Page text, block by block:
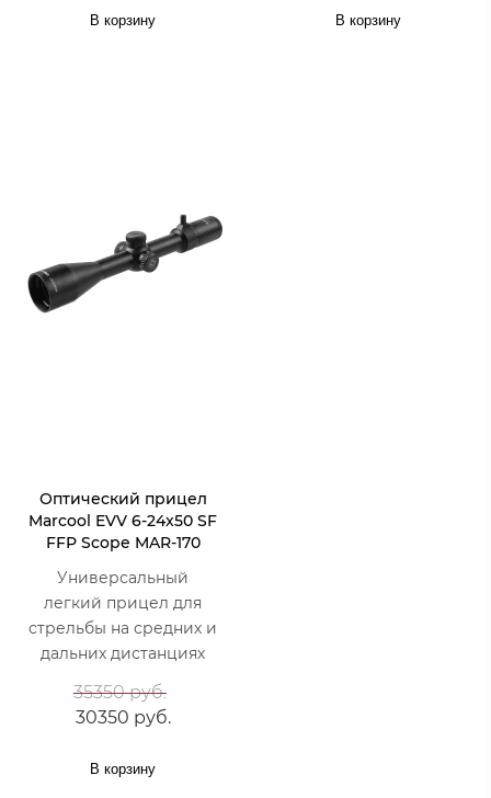
В корзину В корзину
Оптический прицел
Marcool EVV 6-24x50 SF
FFP Scope MAR-170
Универсальный
легкий прицел для
стрельбы на средних и
дальних дистанциях
35350 руб.
30350 руб.
В корзину